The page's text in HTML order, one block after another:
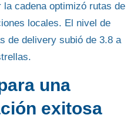
cadena optimizó rutas de
locales. El nivel de
de delivery subió de 3.8 a
una
exitosa